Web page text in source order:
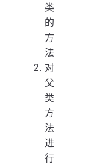
类
的
方
法
对
父
类
方
法
进
行